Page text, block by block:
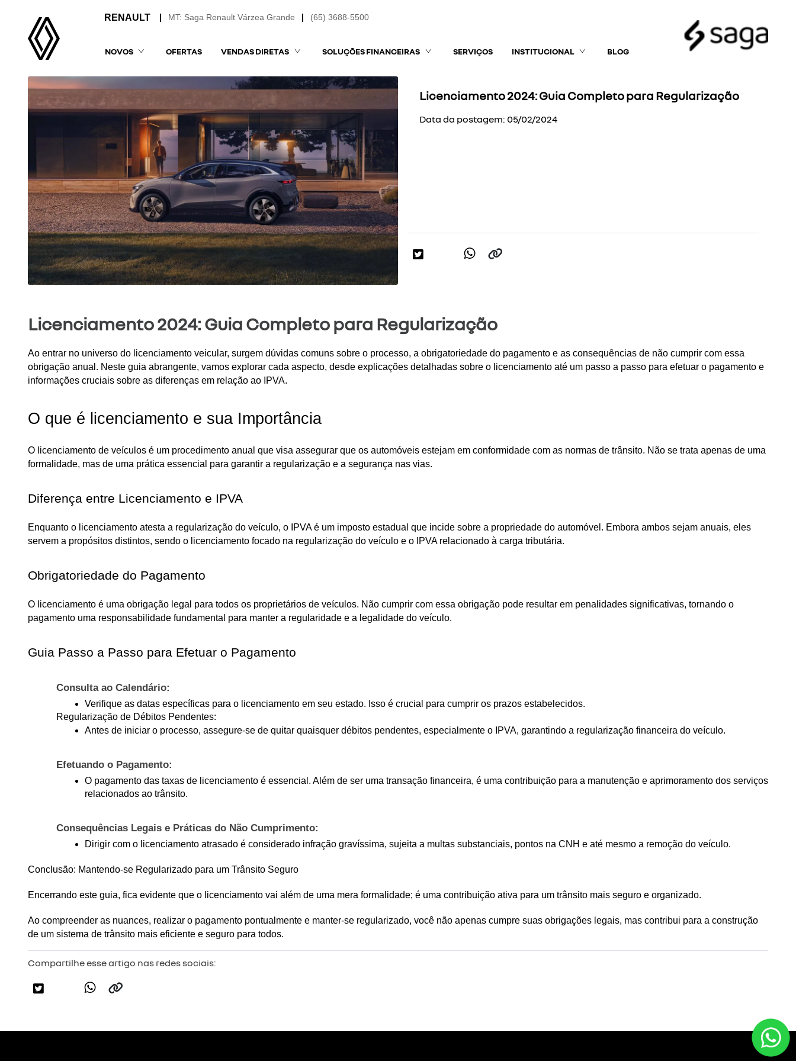
(65) 3688-5500
MT: Saga Renault Várzea Grande
NOVOS OFERTAS VENDAS DIRETAS SOLUÇÕES FINANCEIRAS SERVIÇOS INSTITUCIONAL BLOG
Licenciamento 2024: Guia Completo para Regularização
Data da postagem: 05/02/2024
Licenciamento 2024: Guia Completo para Regularização
Ao entrar no universo do licenciamento veicular, surgem dúvidas comuns sobre o processo, a obrigatoriedade do pagamento e as consequências de não cumprir com essa
obrigação anual. Neste guia abrangente, vamos explorar cada aspecto, desde explicações detalhadas sobre o licenciamento até um passo a passo para efetuar o pagamento e
informações cruciais sobre as diferenças em relação ao IPVA.
O que é licenciamento e sua Importância
O licenciamento de veículos é um procedimento anual que visa assegurar que os automóveis estejam em conformidade com as normas de trânsito. Não se trata apenas de uma
formalidade, mas de uma prática essencial para garantir a regularização e a segurança nas vias.
Diferença entre Licenciamento e IPVA
Enquanto o licenciamento atesta a regularização do veículo, o IPVA é um imposto estadual que incide sobre a propriedade do automóvel. Embora ambos sejam anuais, eles
servem a propósitos distintos, sendo o licenciamento focado na regularização do veículo e o IPVA relacionado à carga tributária.
Obrigatoriedade do Pagamento
O licenciamento é uma obrigação legal para todos os proprietários de veículos. Não cumprir com essa obrigação pode resultar em penalidades significativas, tornando o
pagamento uma responsabilidade fundamental para manter a regularidade e a legalidade do veículo.
Guia Passo a Passo para Efetuar o Pagamento
Consulta ao Calendário:
Verifique as datas específicas para o licenciamento em seu estado. Isso é crucial para cumprir os prazos estabelecidos.
Regularização de Débitos Pendentes:
Antes de iniciar o processo, assegure-se de quitar quaisquer débitos pendentes, especialmente o IPVA, garantindo a regularização financeira do veículo.
Efetuando o Pagamento:
O pagamento das taxas de licenciamento é essencial. Além de ser uma transação financeira, é uma contribuição para a manutenção e aprimoramento dos serviços
relacionados ao trânsito.
Consequências Legais e Práticas do Não Cumprimento:
Dirigir com o licenciamento atrasado é considerado infração gravíssima, sujeita a multas substanciais, pontos na CNH e até mesmo a remoção do veículo.
Conclusão: Mantendo-se Regularizado para um Trânsito Seguro
Encerrando este guia, fica evidente que o licenciamento vai além de uma mera formalidade; é uma contribuição ativa para um trânsito mais seguro e organizado.
Ao compreender as nuances, realizar o pagamento pontualmente e manter-se regularizado, você não apenas cumpre suas obrigações legais, mas contribui para a construção
de um sistema de trânsito mais eficiente e seguro para todos.
Compartilhe esse artigo nas redes sociais: